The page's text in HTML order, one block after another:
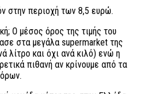
στην περιοχή των 8,5 ευρώ.
Ο μέσος όρος της τιμής του
στα μεγάλα supermarket της
λίτρο και όχι ανά κιλό) ενώ η
πιθανή αν κρίνουμε από τα